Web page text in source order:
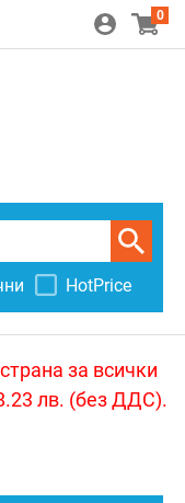
0
HotPrice
за всички
лв. (без ДДС).